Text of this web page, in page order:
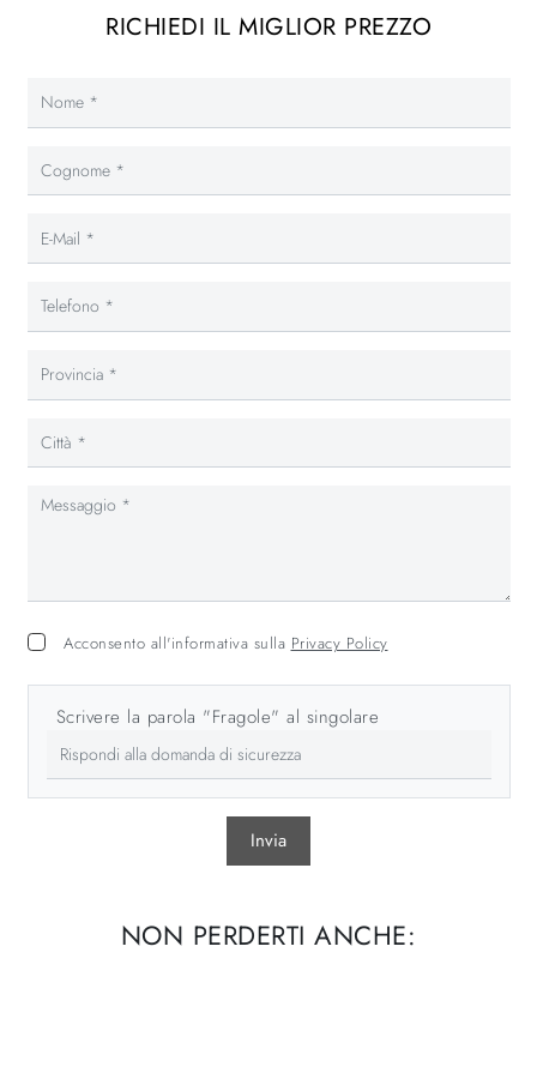
RICHIEDI IL MIGLIOR PREZZO
Acconsento all'informativa sulla Privacy Policy
Scrivere la parola "Fragole" al singolare
Invia
NON PERDERTI ANCHE: